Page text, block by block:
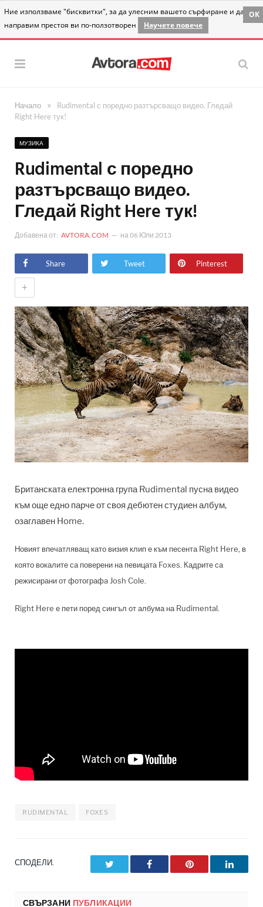
Ние използваме "бисквитки", за да улесним вашето сърфиране и да
направим престоя ви по-ползотворен
Научете повече
OK
Начало »
Rudimental с поредно разтърсващо видео. Гледай
Right Here тук!
МУЗИКА
Rudimental с поредно
разтърсващо видео.
Гледай Right Here тук!
Добавена от: AVTORA.COM на06 Юли 2013
Share Tweet Pinterest
+
Британската електронна група Rudimental пусна видео
към още едно парче от своя дебютен студиен албум,
озаглавен Home.
Новият впечатляващ като визия клип е към песента Right Here, в
която вокалите са поверени на певицата Foxes. Кадрите са
режисирани от фотографa Josh Cole.
Right Here е пети поред сингъл от албума на Rudimental.
RUDIMENTAL FOXES
СПОДЕЛИ. Facebook Pinterest
СВЪРЗАНИ ПУБЛИКАЦИИ